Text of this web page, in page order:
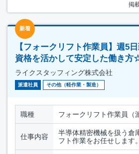
掲
新着
【フォークリフト作業員】週5
資格を活かして安定した働き
ライクスタッフィング株式会社
派遣社員 その他（軽作業・製造）
職種 フォークリフト作業員（
仕事内容
半導体精密機械を扱う倉
フト作業をお任せします。